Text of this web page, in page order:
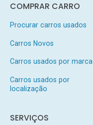
COMPRAR CARRO
Procurar carros usados
Carros Novos
Carros usados por marca
Carros usados por
localização
SERVIÇOS